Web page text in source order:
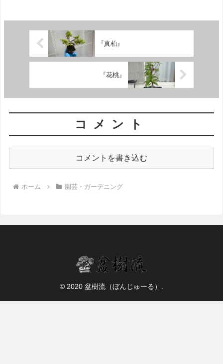
『真柏』
『花桃』
コメント
コメントを書き込む
ホーム 園芸・ガーデニング
© 2020 盆樹流（ぼんじゅーる）.